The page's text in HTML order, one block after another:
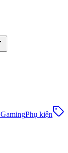
Phụ kiện